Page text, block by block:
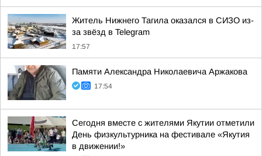
Житель Нижнего Тагила оказался в СИЗО из-
за звёзд в Telegram
17:57
Памяти Александра Николаевича Аржакова
17:54
Сегодня вместе с жителями Якутии отметили
День физкультурника на фестивале «Якутия
в движении!»